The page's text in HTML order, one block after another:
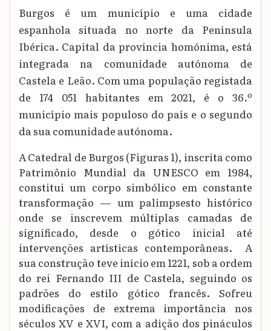
Burgos é um município e uma cidade
espanhola situada no norte da Península
Ibérica. Capital da província homónima, está
integrada na comunidade autónoma de
Castela e Leão. Com uma população registada
de 174 051 habitantes em 2021, é o 36.º
município mais populoso do país e o segundo
da sua comunidade autónoma.
A Catedral de Burgos (Figuras 1), inscrita como
Patrimônio Mundial da UNESCO em 1984,
constitui um corpo simbólico em constante
transformação — um palimpsesto histórico
onde se inscrevem múltiplas camadas de
significado, desde o gótico inicial até
intervenções artísticas contemporâneas.
A
sua construção teve início em 1221, sob a ordem
do rei Fernando III de Castela, seguindo os
padrões do estilo gótico francês. Sofreu
modificações de extrema importância nos
séculos XV e XVI, com a adição dos pináculos